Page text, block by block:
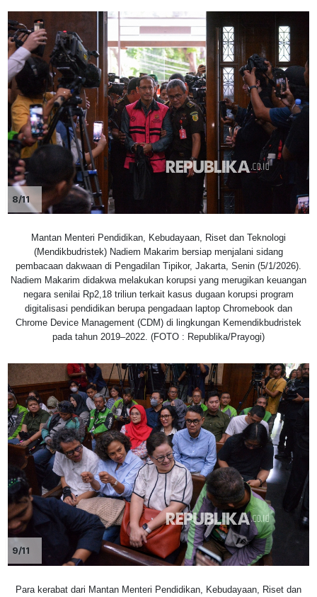
8/11
Mantan Menteri Pendidikan, Kebudayaan, Riset dan Teknologi
(Mendikbudristek) Nadiem Makarim bersiap menjalani sidang
pembacaan dakwaan di Pengadilan Tipikor, Jakarta, Senin (5/1/2026).
Nadiem Makarim didakwa melakukan korupsi yang merugikan keuangan
negara senilai Rp2,18 triliun terkait kasus dugaan korupsi program
digitalisasi pendidikan berupa pengadaan laptop Chromebook dan
Chrome Device Management (CDM) di lingkungan Kemendikbudristek
pada tahun 2019–2022. (FOTO : Republika/Prayogi)
9/11
Para kerabat dari Mantan Menteri Pendidikan, Kebudayaan, Riset dan